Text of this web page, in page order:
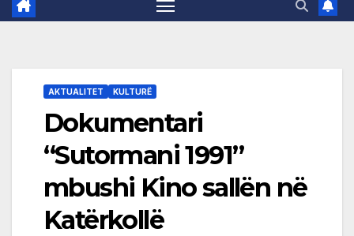
AKTUALITET KULTURË
Dokumentari
“Sutormani 1991”
mbushi Kino sallën në
Katërkollë